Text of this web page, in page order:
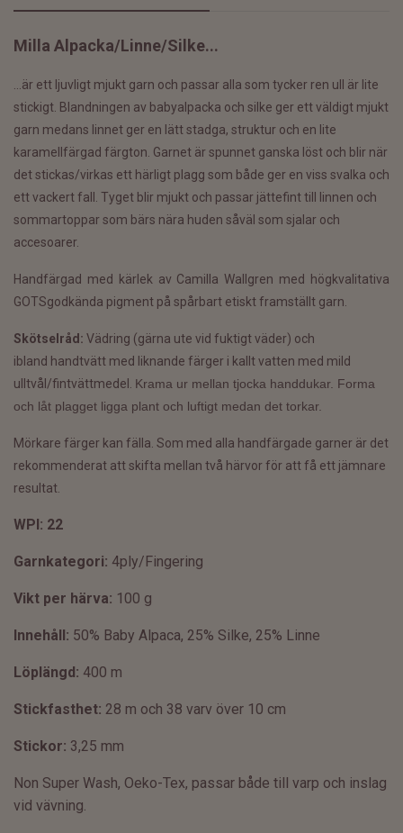
Milla Alpacka/Linne/Silke...
...är ett ljuvligt mjukt garn och passar alla som tycker ren ull är lite
stickigt. Blandningen av babyalpacka och silke ger ett väldigt mjukt
garn medans linnet ger en lätt stadga, struktur och en lite
karamellfärgad färgton. Garnet är spunnet ganska löst och blir när
det stickas/virkas ett härligt plagg som både ger en viss svalka och
ett vackert fall. Tyget blir mjukt och passar jättefint till linnen och
sommartoppar som bärs nära huden såväl som sjalar och
accesoarer.
Handfärgad med kärlek av Camilla Wallgren med högkvalitativa
GOTSgodkända pigment på spårbart etiskt framställt garn.
Skötselråd: Vädring (gärna ute vid fuktigt väder) och
ibland handtvätt med liknande färger i kallt vatten med mild
ulltvål/fintvättmedel. Krama ur mellan tjocka handdukar. Forma
och låt plagget ligga plant och luftigt medan det torkar.
Mörkare färger kan fälla. Som med alla handfärgade garner är det
rekommenderat att skifta mellan två härvor för att få ett jämnare
resultat.
WPI: 22
Garnkategori: 4ply/Fingering
Vikt per härva: 100 g
Innehåll: 50% Baby Alpaca, 25% Silke, 25% Linne
Löplängd: 400 m
Stickfasthet: 28 m och 38 varv över 10 cm
Stickor: 3,25 mm
Non Super Wash, Oeko-Tex, passar både till varp och inslag
vid vävning.